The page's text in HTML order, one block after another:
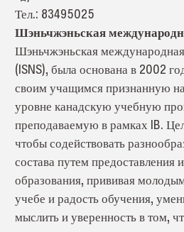
Тел.: 83495025
Шэньчжэньская
Шэньчжэньская
(ISNS), была основана в 2002
своим учащимся признанную
уровне канадскую учебную
преподаваемую в рамках IB.
чтобы содействовать
состава путем предоставления
образования, прививая
учебе и радость обучения,
мыслить и уверенность в том,